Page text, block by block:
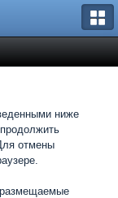
ниже
отмены
размещаемые